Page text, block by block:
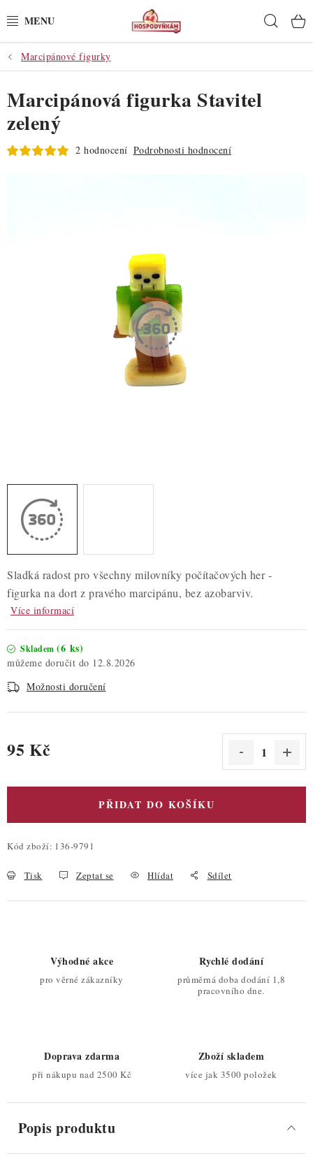
na
POTŘEBY
POMŮCKY
SUROVINY
TÉMATICKÉ PRODUKTY
ZNAČKY
Nepřevzetí zásilky na dobírku
Hodnocení obchodu
Blog
Moje objednávka
Podmínky ochrany osobních údajů
Marcipánové figurky
Sladká radost pro všechny milovníky počítačových her -
figurka na dort z pravého marcipánu, bez azobarviv.
Více informací
Skladem (6 ks)
12.8.2026
Možnosti doručení
95 Kč
PŘIDAT DO KOŠÍKU
Kód zboží: 136-9791
Tisk Zeptat se Hlídat Sdílet
Marcipánová figurka Stavitel
zelený
2 hodnocení Podrobnosti hodnocení
Výhodné akce
pro věrné zákazníky
Rychlé dodání
průměrná doba dodání 1,8
pracovního dne.
Doprava zdarma
při nákupu nad 2500 Kč
Zboží skladem
více jak 3500 položek
Popis produktu